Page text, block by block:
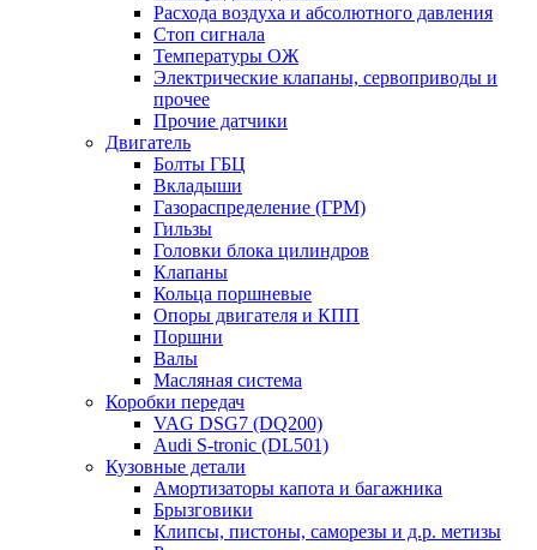
Расхода воздуха и абсолютного давления
Стоп сигнала
Температуры ОЖ
Электрические клапаны, сервоприводы и
прочее
Прочие датчики
Двигатель
Болты ГБЦ
Вкладыши
Газораспределение (ГРМ)
Гильзы
Головки блока цилиндров
Клапаны
Кольца поршневые
Опоры двигателя и КПП
Поршни
Валы
Масляная система
Коробки передач
VAG DSG7 (DQ200)
Audi S-tronic (DL501)
Кузовные детали
Амортизаторы капота и багажника
Брызговики
Клипсы, пистоны, саморезы и д.р. метизы